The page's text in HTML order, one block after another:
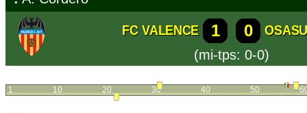
FC VALENCE 1 0
(mi-tps: 0-0)
1 10 20 30 40 50